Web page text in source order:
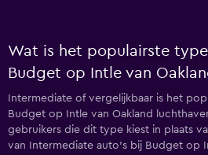
Wat is het populairste
Budget op Intle van
Intermediate of vergelijkbaar is het
Budget op Intle van Oakland
gebruikers die dit type kiest in plaats
van Intermediate auto's bij Budget op